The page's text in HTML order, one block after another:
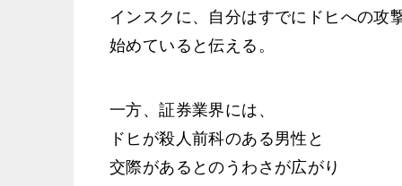
インスクに、自分はすでにドヒへの攻
始めていると伝える。
一方、証券業界には、
ドヒが殺人前科のある男性と
交際があるとのうわさが広がり